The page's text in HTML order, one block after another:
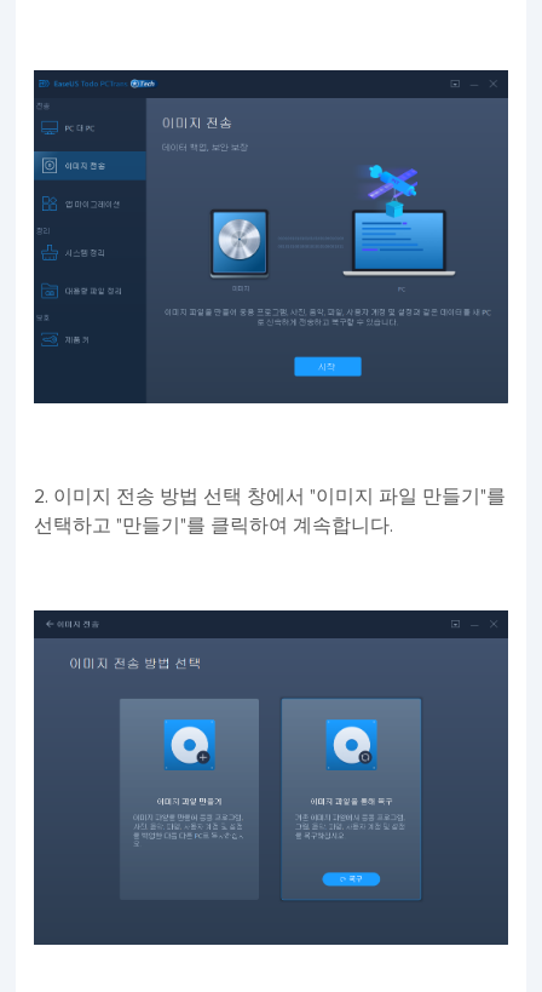
2. 이미지 전송 방법 선택 창에서 "이미지 파일 만들기"를
선택하고 "만들기"를 클릭하여 계속합니다.